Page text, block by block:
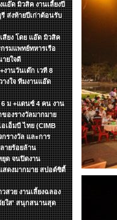
อ๊ด มิวสิค งานเลี้ยงปี
ส่งท้ายปีเก่าต้อนรับ
สียง โดย แอ๊ด มิวสิค
รมแพทย์ทหารเรือ
ายใจดี
งานวันเด๊ก เวที 8
างใจ ทีมงานแอ๊ด
6 ม +แดนซ์ 4 คน งาน
องรางวัลมากมาย
เอ็มบี ไทย (CIMB
กรางวัล และการ
ายร้อยล้าน
ยุด จนปิดงาน
สดงมากมาย สปอต์ซิตื้
สวย งานเลี้ยงฉลอง
ยใส' สนุกสนานสุด